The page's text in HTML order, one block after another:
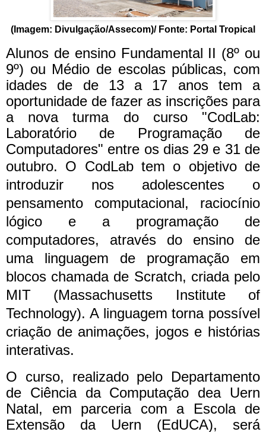
(Imagem: Divulgação/Assecom)/ Fonte: Portal Tropical
Alunos de ensino Fundamental II (8º ou
9º) ou Médio de escolas públicas, com
idades de de 13 a 17 anos tem a
oportunidade de fazer as inscrições para
a nova turma do curso "CodLab:
Laboratório de Programação de
Computadores" entre os dias 29 e 31 de
outubro. O CodLab tem o objetivo de
introduzir nos adolescentes o
pensamento computacional, raciocínio
lógico e a programação de
computadores, através do ensino de
uma linguagem de programação em
blocos chamada de Scratch, criada pelo
MIT (Massachusetts Institute of
Technology). A linguagem torna possível
criação de animações, jogos e histórias
interativas.
O curso, realizado pelo Departamento
de Ciência da Computação dea Uern
Natal, em parceria com a Escola de
Extensão da Uern (EdUCA), será